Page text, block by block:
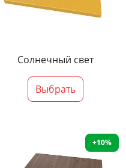
Солнечный свет
Выбрать
+10%